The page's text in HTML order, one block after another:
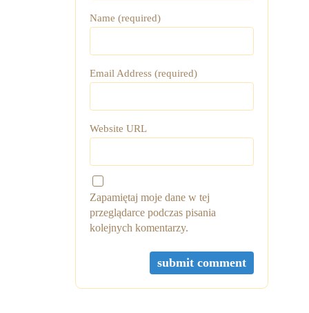
Name (required)
Email Address (required)
Website URL
Zapamiętaj moje dane w tej
przeglądarce podczas pisania
kolejnych komentarzy.